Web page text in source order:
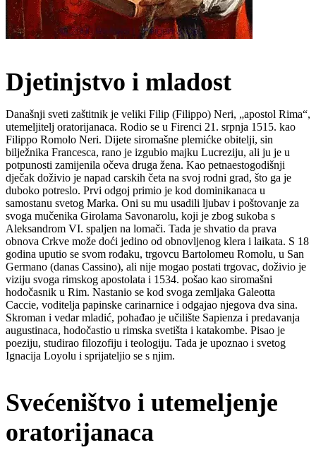
Djetinjstvo i mladost
Današnji sveti zaštitnik je veliki Filip (Filippo) Neri, „apostol Rima“,
utemeljitelj oratorijanaca. Rodio se u Firenci 21. srpnja 1515. kao
Filippo Romolo Neri. Dijete siromašne plemićke obitelji, sin
bilježnika Francesca, rano je izgubio majku Lucreziju, ali ju je u
potpunosti zamijenila očeva druga žena. Kao petnaestogodišnji
dječak doživio je napad carskih četa na svoj rodni grad, što ga je
duboko potreslo. Prvi odgoj primio je kod dominikanaca u
samostanu svetog Marka. Oni su mu usadili ljubav i poštovanje za
svoga mučenika Girolama Savonarolu, koji je zbog sukoba s
Aleksandrom VI. spaljen na lomači. Tada je shvatio da prava
obnova Crkve može doći jedino od obnovljenog klera i laikata. S 18
godina uputio se svom rođaku, trgovcu Bartolomeu Romolu, u San
Germano (danas Cassino), ali nije mogao postati trgovac, doživio je
viziju svoga rimskog apostolata i 1534. pošao kao siromašni
hodočasnik u Rim. Nastanio se kod svoga zemljaka Galeotta
Caccie, voditelja papinske carinarnice i odgajao njegova dva sina.
Skroman i vedar mladić, pohađao je učilište Sapienza i predavanja
augustinaca, hodočastio u rimska svetišta i katakombe. Pisao je
poeziju, studirao filozofiju i teologiju. Tada je upoznao i svetog
Ignacija Loyolu i sprijateljio se s njim.
Svećeništvo i utemeljenje
oratorijanaca